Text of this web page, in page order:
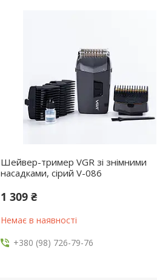
Шейвер-тример VGR зі знімними
насадками, сірий V-086
1 309 ₴
Немає в наявності
+380 (98) 726-79-76